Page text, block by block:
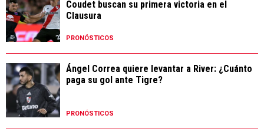
Coudet buscan su primera victoria en el
Clausura
PRONÓSTICOS
Ángel Correa quiere levantar a River: ¿Cuánto
paga su gol ante Tigre?
PRONÓSTICOS